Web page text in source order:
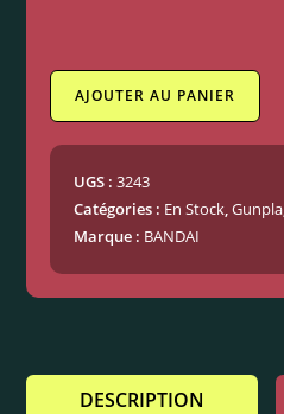
AJOUTER AU PANIER
UGS :3243
Catégories : En Stock ,Gunpla
Marque : BANDAI
DESCRIPTION